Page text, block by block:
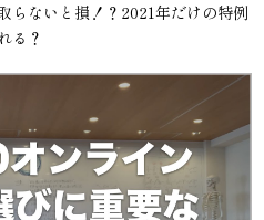
らないと損！？2021年だけの特例
る？